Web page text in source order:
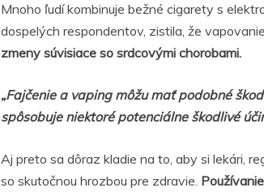
Mnoho ľudí kombinuje bežné cigarety s
dospelých respondentov, zistila, že
zmeny súvisiace so srdcovými chorobami.
„Fajčenie a vaping môžu mať podobné
spôsobuje niektoré potenciálne škodlivé
Aj preto sa dôraz kladie na to, aby si lekári,
so skutočnou hrozbou pre zdravie.